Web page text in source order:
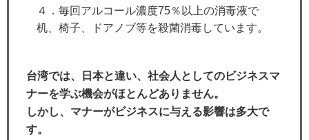
４．毎回アルコール濃度75％以上の消毒液で
机、椅子、ドアノブ等を殺菌消毒しています。
台湾では、日本と違い、社会人としてのビジネスマ
ナーを学ぶ機会がほとんどありません。
しかし、マナーがビジネスに与える影響は多大で
す。